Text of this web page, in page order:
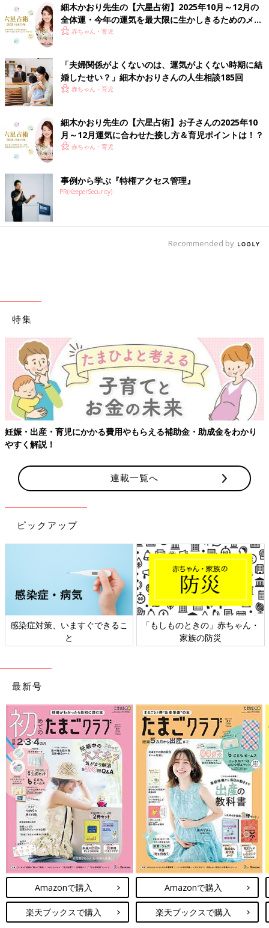
細木かおり先生の【六星占術】2025年10月～12月の
全体運・今年の運気を最大限に生かしきるためのメッ
セージ
赤ちゃん・育児
「夫婦関係がよくないのは、運気がよくない時期に結
婚したせい？」細木かおりさんの人生相談185回
赤ちゃん・育児
細木かおり先生の【六星占術】お子さんの2025年10
月～12月運気に合わせた接し方＆育児ポイントは！？
赤ちゃん・育児
事例から学ぶ『特権アクセス管理』
PR(KeeperSecurity)
Recommended by
特集
妊娠・出産・育児にかかる費用やもらえる補助金・助成金をわかり
やすく解説！
連載一覧へ
ピックアップ
感染症対策、いますぐできるこ
と
「もしものときの」赤ちゃん・
家族の防災
最新号
Amazonで購入
楽天ブックスで購入
Amazonで購入
楽天ブックスで購入